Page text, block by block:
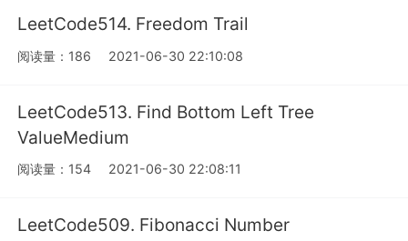
LeetCode514. Freedom Trail
阅读量：186 2021-06-30 22:10:08
LeetCode513. Find Bottom Left Tree
ValueMedium
阅读量：154 2021-06-30 22:08:11
LeetCode509. Fibonacci Number